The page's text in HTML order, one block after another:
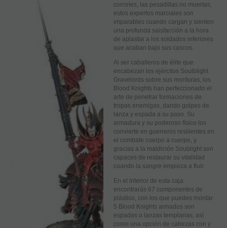
corceles, las pesadillas no muertas,
estos expertos marciales son
imparables cuando cargan y sienten
una profunda saisfacción a la hora
de aplastar a los soldados inferiores
que acaban bajo sus cascos.
Al ser caballeros de élite que
encabezan los ejércitos Soulblight
Gravelords sobre sus monturas, los
Blood Knights han perfeccionado el
arte de penetrar formaciones de
tropas enemigas, dando golpes de
lanza y espada a su paso. Su
armadura y su poderoso físico los
convierte en guerreros resilientes en
el combate cuerpo a cuerpo, y
gracias a la maldición Soublight son
capaces de restaurar su vitalidad
cuando la sangre empieza a fluir.
En el interior de esta caja
encontrarás 67 componentes de
plástico, con los que puedes montar
5 Blood Knights armados son
espadas o lanzas templarias, así
como una opción de cabezas con y